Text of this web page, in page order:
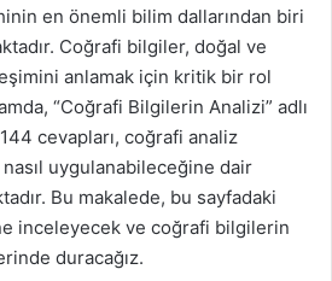
en önemli bilim dallarından biri
Coğrafi bilgiler, doğal ve
anlamak için kritik bir rol
“Coğrafi Bilgilerin Analizi” adlı
cevapları, coğrafi analiz
uygulanabileceğine dair
Bu makalede, bu sayfadaki
inceleyecek ve coğrafi bilgilerin
duracağız.